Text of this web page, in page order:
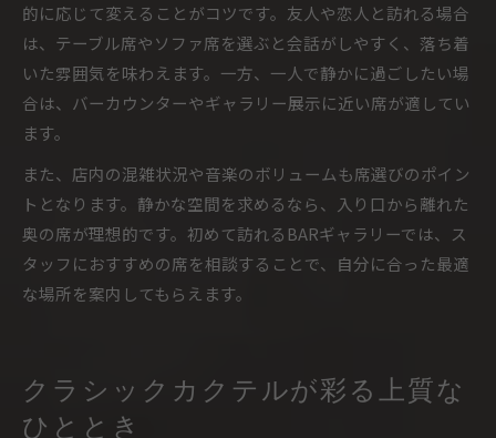
的に応じて変えることがコツです。友人や恋人と訪れる場合
は、テーブル席やソファ席を選ぶと会話がしやすく、落ち着
いた雰囲気を味わえます。一方、一人で静かに過ごしたい場
合は、バーカウンターやギャラリー展示に近い席が適してい
ます。
また、店内の混雑状況や音楽のボリュームも席選びのポイン
トとなります。静かな空間を求めるなら、入り口から離れた
奥の席が理想的です。初めて訪れるBARギャラリーでは、ス
タッフにおすすめの席を相談することで、自分に合った最適
な場所を案内してもらえます。
クラシックカクテルが彩る上質な
ひととき